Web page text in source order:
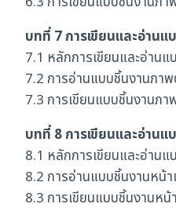
บทที่ 7 การเขียนและอ่าน
7.1 หลักการเขียนและอ่าน
7.2 การอ่านแบบชิ้นงานภา
7.3 การเขียนแบบชิ้นงานภ
บทที่ 8 การเขียนและอ่าน
8.1 หลักการเขียนและอ่าน
8.2 การอ่านแบบชิ้นงานหน้
8.3 การเขียนแบบชิ้นงานหน้